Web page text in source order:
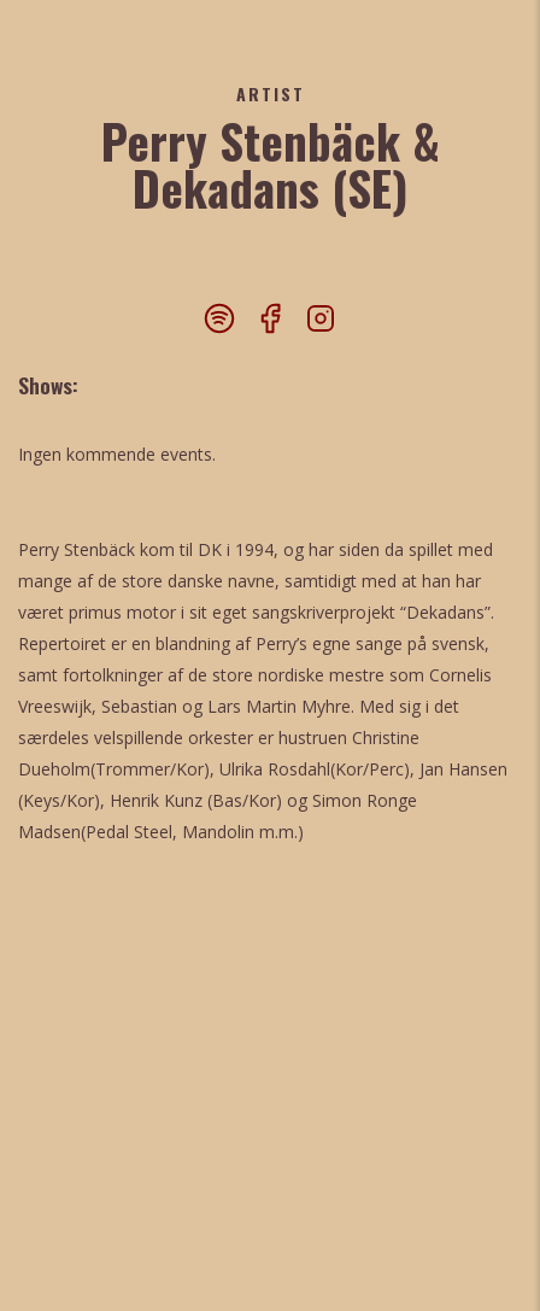
ARTIST
Perry Stenbäck &
Dekadans (SE)
Shows:
Ingen kommende events.
Perry Stenbäck kom til DK i 1994, og har siden da spillet med
mange af de store danske navne, samtidigt med at han har
været primus motor i sit eget sangskriverprojekt “Dekadans”.
Repertoiret er en blandning af Perry’s egne sange på svensk,
samt fortolkninger af de store nordiske mestre som Cornelis
Vreeswijk, Sebastian og Lars Martin Myhre. Med sig i det
særdeles velspillende orkester er hustruen Christine
Dueholm(Trommer/Kor), Ulrika Rosdahl(Kor/Perc), Jan Hansen
(Keys/Kor), Henrik Kunz (Bas/Kor) og Simon Ronge
Madsen(Pedal Steel, Mandolin m.m.)